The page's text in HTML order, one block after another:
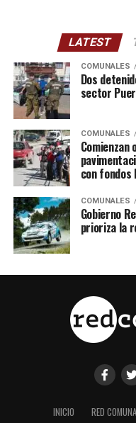
LATEST
COMUNALES
Dos
sector
COMUNALES
con fondos
COMUNALES
Gobierno
prioriza la
INICIO RED